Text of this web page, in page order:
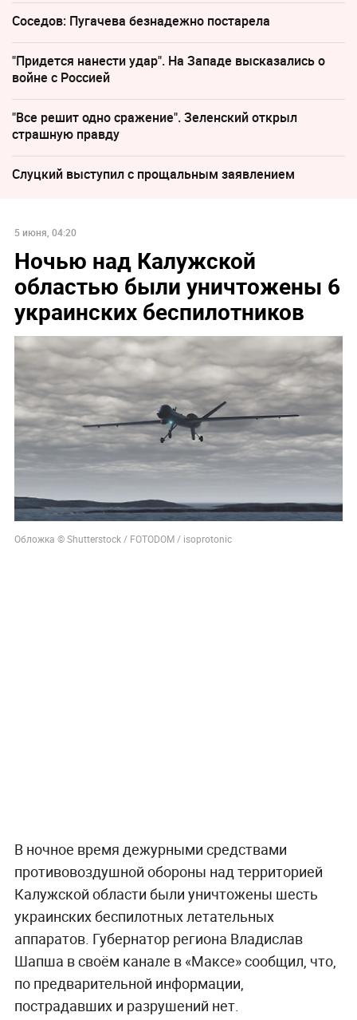
Соседов: Пугачева безнадежно постарела
"Придется нанести удар". На Западе высказались о
войне с Россией
"Все решит одно сражение". Зеленский открыл
страшную правду
Слуцкий выступил с прощальным заявлением
5 июня, 04:20
Ночью над Калужской
областью были уничтожены 6
украинских беспилотников
Обложка © Shutterstock / FOTODOM / isoprotonic
В ночное время дежурными средствами
противовоздушной обороны над территорией
Калужской области были уничтожены шесть
украинских беспилотных летательных
аппаратов. Губернатор региона Владислав
Шапша в своём канале в «Максе» сообщил, что,
по предварительной информации,
пострадавших и разрушений нет.